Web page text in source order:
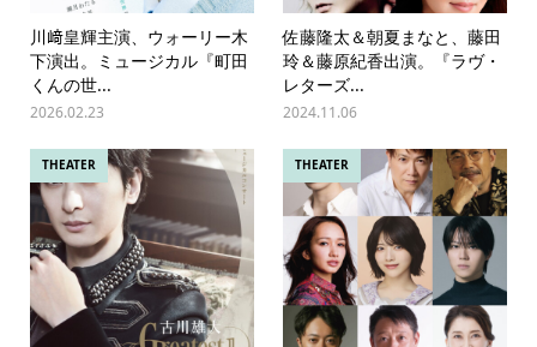
川﨑皇輝主演、ウォーリー木
下演出。ミュージカル『町田
くんの世...
2026.02.23
佐藤隆太＆朝夏まなと、藤田
玲＆藤原紀香出演。『ラヴ・
レターズ...
2024.11.06
THEATER THEATER